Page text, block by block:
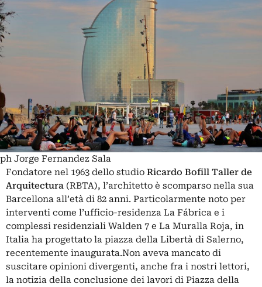
ph Jorge Fernandez Sala
Fondatore nel 1963 dello studio Ricardo Bofill Taller de
Arquitectura (RBTA), l’architetto è scomparso nella sua
Barcellona all’età di 82 anni. Particolarmente noto per
interventi come l’ufficio-residenza La Fábrica e i
complessi residenziali Walden 7 e La Muralla Roja, in
Italia ha progettato la piazza della Libertà di Salerno,
recentemente inaugurata.Non aveva mancato di
suscitare opinioni divergenti, anche fra i nostri lettori,
la notizia della conclusione dei lavori di Piazza della